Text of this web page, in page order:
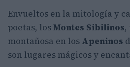
Envueltos en la mitología y
poetas, losMontes Sibilinos,
montañosa en los Apeninos
son lugares mágicos y